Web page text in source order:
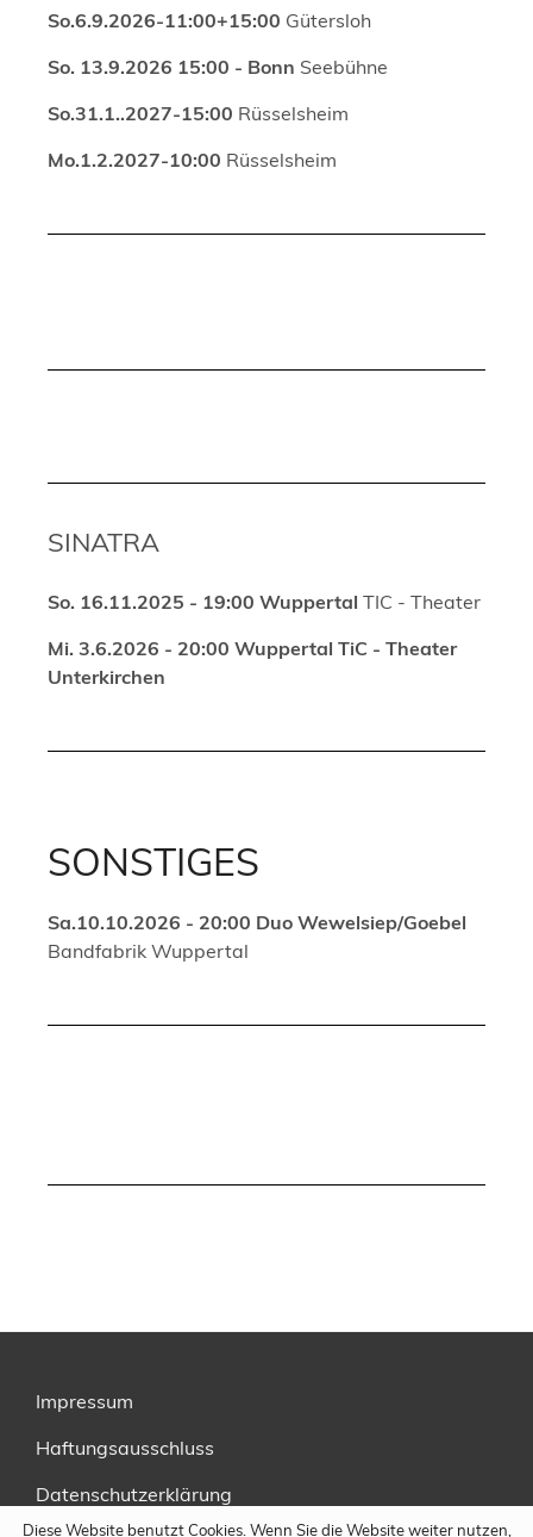
So.6.9.2026-11:00+15:00 Gütersloh
So. 13.9.2026 15:00 - Bonn Seebühne
So.31.1..2027-15:00 Rüsselsheim
Mo.1.2.2027-10:00 Rüsselsheim
SINATRA
So. 16.11.2025 - 19:00 Wuppertal TIC - Theater
Mi. 3.6.2026 - 20:00 Wuppertal TiC - Theater
Unterkirchen
SONSTIGES
Sa.10.10.2026 - 20:00 Duo Wewelsiep/Goebel
Bandfabrik Wuppertal
Impressum
Haftungsausschluss
Datenschutzerklärung
Diese Website benutzt Cookies. Wenn Sie die Website weiter nutzen,